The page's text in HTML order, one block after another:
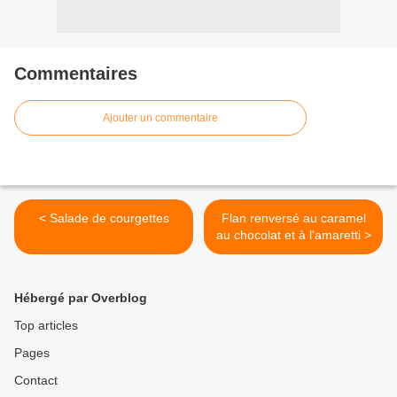
Commentaires
Ajouter un commentaire
< Salade de courgettes
Flan renversé au caramel
au chocolat et à l'amaretti >
Hébergé par Overblog
Top articles
Pages
Contact